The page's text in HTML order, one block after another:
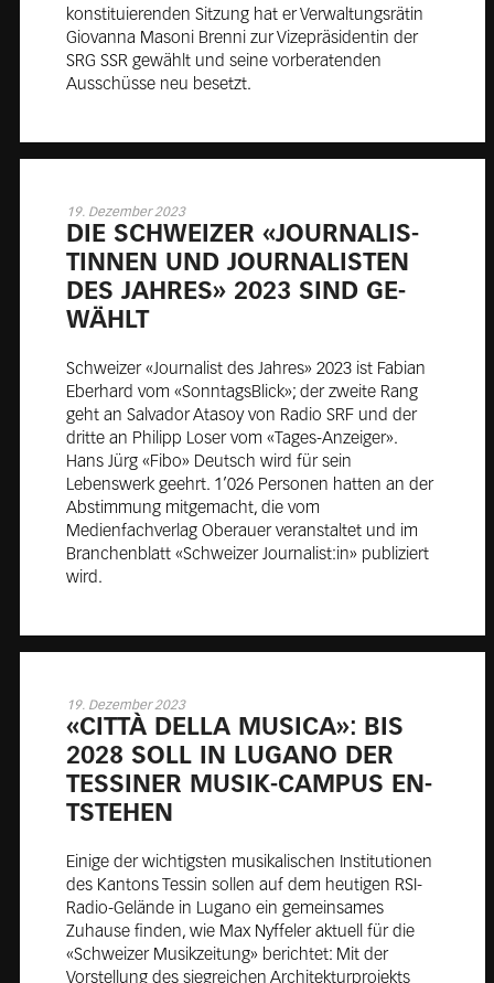
konstituierenden Sitzung hat er Verwaltungsrätin
Giovanna Masoni Brenni zur Vizepräsidentin der
SRG SSR gewählt und seine vorberatenden
Ausschüsse neu besetzt.
19. Dezember 2023
DIE SCHWEI­ZER «JOUR­NA­LIS­
TIN­NEN UND JOUR­NA­LIS­TEN
DES JAH­RES» 2023 SIND GE­
WÄHLT
Schweizer «Journalist des Jahres» 2023 ist Fabian
Eberhard vom «SonntagsBlick»; der zweite Rang
geht an Salvador Atasoy von Radio SRF und der
dritte an Philipp Loser vom «Tages-Anzeiger».
Hans Jürg «Fibo» Deutsch wird für sein
Lebenswerk geehrt. 1’026 Personen hatten an der
Abstimmung mitgemacht, die vom
Medienfachverlag Oberauer veranstaltet und im
Branchenblatt «Schweizer Journalist:in» publiziert
wird.
19. Dezember 2023
«CIT­TÀ DEL­LA MU­SI­CA»: BIS
2028 SOLL IN LU­GA­NO DER
TES­SI­NER MU­SIK-CAM­PUS EN­
TSTE­HEN
Einige der wichtigsten musikalischen Institutionen
des Kantons Tessin sollen auf dem heutigen RSI-
Radio-Gelände in Lugano ein gemeinsames
Zuhause finden, wie Max Nyffeler aktuell für die
«Schweizer Musikzeitung» berichtet: Mit der
Vorstellung des siegreichen Architekturprojekts